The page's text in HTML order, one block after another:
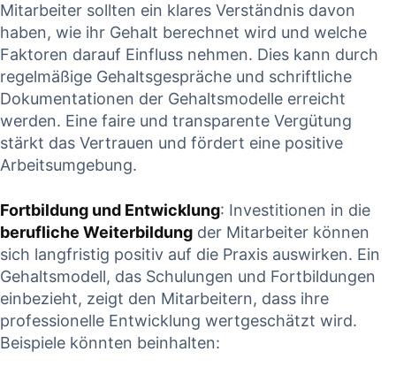
Mitarbeiter⁣ sollten⁣ ein klares Verständnis davon
⁣haben, wie ihr Gehalt berechnet ​wird und welche
Faktoren darauf Einfluss ⁢nehmen. Dies ‍kann durch
regelmäßige Gehaltsgespräche und schriftliche
Dokumentationen der Gehaltsmodelle erreicht
werden. Eine faire⁢ und transparente ⁢Vergütung
stärkt⁤ das Vertrauen und fördert eine positive
Arbeitsumgebung.
Fortbildung und ⁤Entwicklung: ⁣Investitionen in⁤ die
berufliche ‍Weiterbildung der Mitarbeiter können
sich langfristig ​positiv auf die Praxis auswirken. Ein
Gehaltsmodell, das Schulungen und⁣ Fortbildungen
einbezieht, zeigt ‌den Mitarbeitern, dass ihre
professionelle ⁢Entwicklung wertgeschätzt wird.
Beispiele könnten ⁣beinhalten: